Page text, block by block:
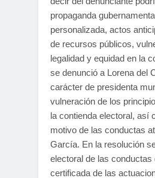
propaganda
personalizada, actos
de recursos públicos,
legalidad y equidad en la
se denunció a Lorena del
carácter de presidenta
vulneración de los
la contienda electoral, así
motivo de las conductas
García. En la resolución
electoral de las
certificada de las